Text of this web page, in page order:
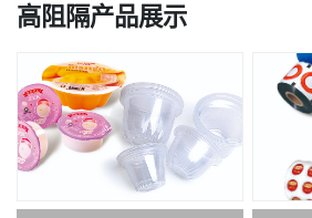
高阻隔产品展示